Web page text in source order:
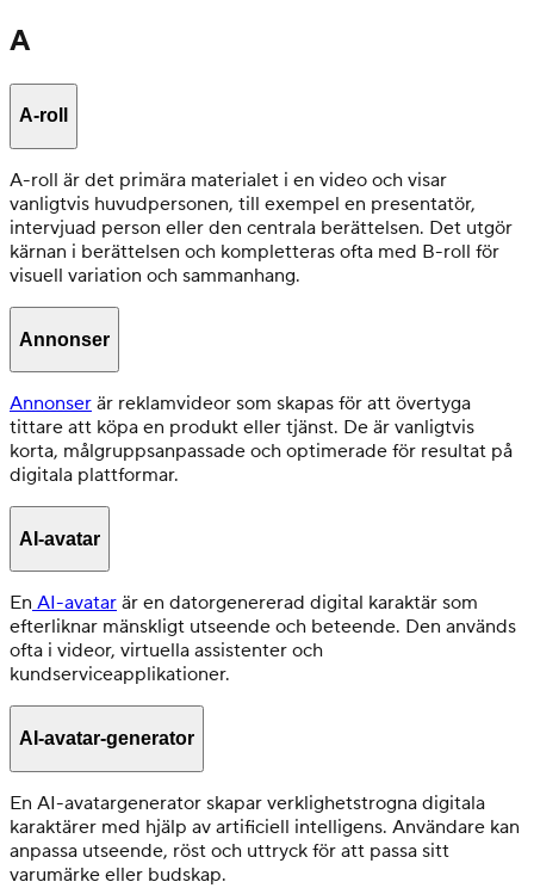
A
A-roll
A-roll är det primära materialet i en video och visar
vanligtvis huvudpersonen, till exempel en presentatör,
intervjuad person eller den centrala berättelsen. Det utgör
kärnan i berättelsen och kompletteras ofta med B-roll för
visuell variation och sammanhang.
Annonser
Annonser är reklamvideor som skapas för att övertyga
tittare att köpa en produkt eller tjänst. De är vanligtvis
korta, målgruppsanpassade och optimerade för resultat på
digitala plattformar.
AI-avatar
En AI-avatar är en datorgenererad digital karaktär som
efterliknar mänskligt utseende och beteende. Den används
ofta i videor, virtuella assistenter och
kundserviceapplikationer.
AI-avatar-generator
En AI-avatargenerator skapar verklighetstrogna digitala
karaktärer med hjälp av artificiell intelligens. Användare kan
anpassa utseende, röst och uttryck för att passa sitt
varumärke eller budskap.